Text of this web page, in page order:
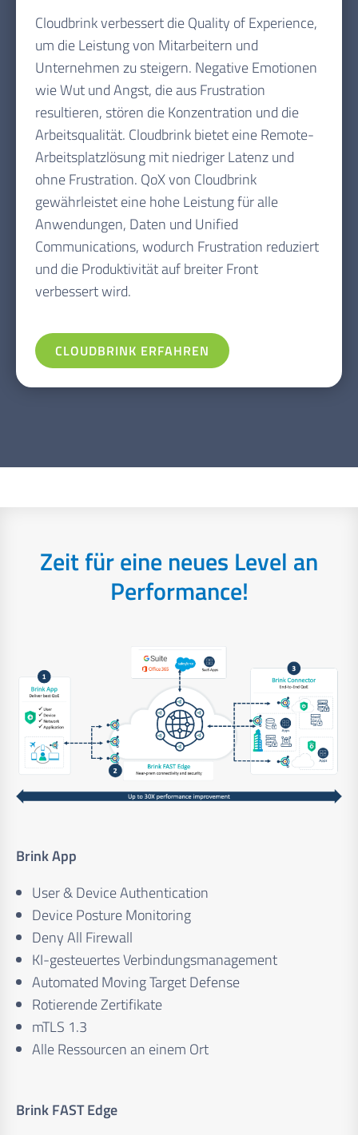
Cloudbrink verbessert die Quality of Experience,
um die Leistung von Mitarbeitern und
Unternehmen zu steigern. Negative Emotionen
wie Wut und Angst, die aus Frustration
resultieren, stören die Konzentration und die
Arbeitsqualität. Cloudbrink bietet eine Remote-
Arbeitsplatzlösung mit niedriger Latenz und
ohne Frustration. QoX von Cloudbrink
gewährleistet eine hohe Leistung für alle
Anwendungen, Daten und Unified
Communications, wodurch Frustration reduziert
und die Produktivität auf breiter Front
verbessert wird.
CLOUDBRINK ERFAHREN
Zeit für eine neues Level an
Performance!
Brink App
User & Device Authentication
Device Posture Monitoring
Deny All Firewall
KI-gesteuertes Verbindungsmanagement
Automated Moving Target Defense
Rotierende Zertifikate
mTLS 1.3
Alle Ressourcen an einem Ort
Brink FAST Edge